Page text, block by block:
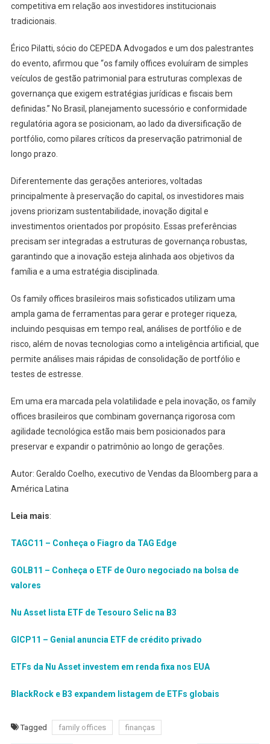
competitiva em relação aos investidores institucionais
tradicionais.
Érico Pilatti, sócio do CEPEDA Advogados e um dos palestrantes
do evento, afirmou que “os family offices evoluíram de simples
veículos de gestão patrimonial para estruturas complexas de
governança que exigem estratégias jurídicas e fiscais bem
definidas.” No Brasil, planejamento sucessório e conformidade
regulatória agora se posicionam, ao lado da diversificação de
portfólio, como pilares críticos da preservação patrimonial de
longo prazo.
Diferentemente das gerações anteriores, voltadas
principalmente à preservação do capital, os investidores mais
jovens priorizam sustentabilidade, inovação digital e
investimentos orientados por propósito. Essas preferências
precisam ser integradas a estruturas de governança robustas,
garantindo que a inovação esteja alinhada aos objetivos da
família e a uma estratégia disciplinada.
Os family offices brasileiros mais sofisticados utilizam uma
ampla gama de ferramentas para gerar e proteger riqueza,
incluindo pesquisas em tempo real, análises de portfólio e de
risco, além de novas tecnologias como a inteligência artificial, que
permite análises mais rápidas de consolidação de portfólio e
testes de estresse.
Em uma era marcada pela volatilidade e pela inovação, os family
offices brasileiros que combinam governança rigorosa com
agilidade tecnológica estão mais bem posicionados para
preservar e expandir o patrimônio ao longo de gerações.
Autor: Geraldo Coelho, executivo de Vendas da Bloomberg para a
América Latina
Leia mais:
TAGC11 – Conheça o Fiagro da TAG Edge
GOLB11 – Conheça o ETF de Ouro negociado na bolsa de
valores
Nu Asset lista ETF de Tesouro Selic na B3
GICP11 – Genial anuncia ETF de crédito privado
ETFs da Nu Asset investem em renda fixa nos EUA
BlackRock e B3 expandem listagem de ETFs globais
Tagged family offices finanças